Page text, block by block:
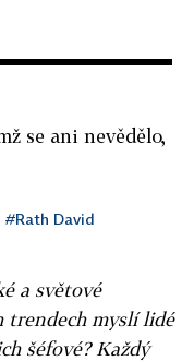
se ani nevědělo,
#Rath David
a světové
trendech myslí lidé
šéfové? Každý